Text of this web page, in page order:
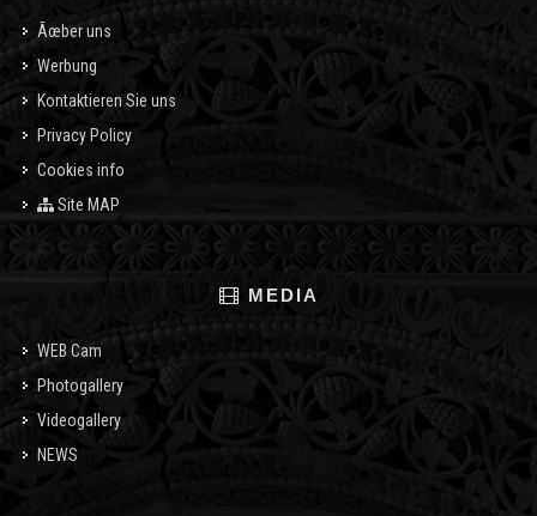
Ãœber uns
Werbung
Kontaktieren Sie uns
Privacy Policy
Cookies info
Site MAP
MEDIA
WEB Cam
Photogallery
Videogallery
NEWS